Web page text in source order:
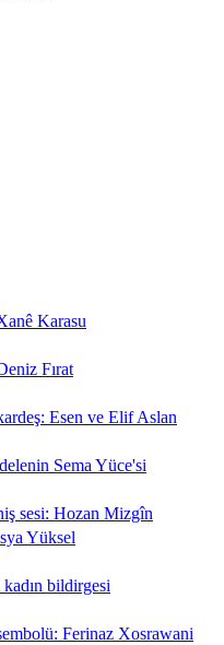
Karasu
Fırat
Esen ve Elif Aslan
Sema Yüce'si
sesi: Hozan Mizgîn
Yüksel
bildirgesi
Ferinaz Xosrawani